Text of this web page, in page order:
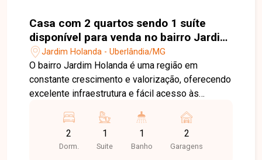
Casa com 2 quartos sendo 1 suíte
disponível para venda no bairro Jardim
Holanda em Uberlândia-MG
Jardim Holanda - Uberlândia/MG
O bairro Jardim Holanda é uma região em
constante crescimento e valorização, oferecendo
excelente infraestrutura e fácil acesso às
supermercados, escolas, farmácias, comércios e
diversos serviços, o bairro proporciona
praticidade, tranquilidade e qualidade de vida
2
Dorm.
1
Suite
1
Banho
2
Garagens